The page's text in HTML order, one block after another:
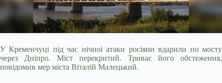
У Кременчуці під час нічної атаки росіяни вдарили по мосту
через Дніпро. Міст перекритий. Триває його обстеження,
повідомив мер міста Віталій Малецький.